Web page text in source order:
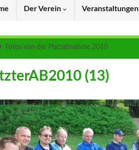
Der Verein Veranstaltungen
Fotos von der Platzabnahme 2010
(13)